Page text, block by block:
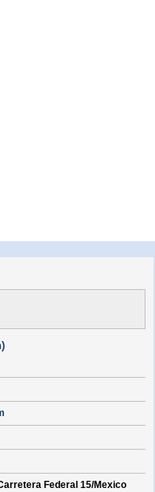
Federal 15/Mexico